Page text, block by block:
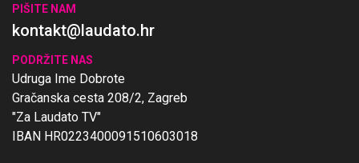
PIŠITE NAM
kontakt@laudato.hr
PODRŽITE NAS
Udruga Ime Dobrote
Gračanska cesta 208/2, Zagreb
"Za Laudato TV"
IBAN HR0223400091510603018